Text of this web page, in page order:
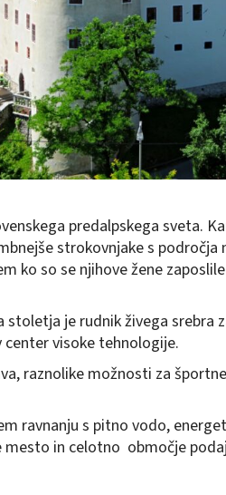
predalpskega sveta.
strokovnjake s
ko so se njihove žene
je rudnik živega srebra
visoke tehnologije.
raznolike možnosti za
ravnanju s pitno vodo,
in celotno območje